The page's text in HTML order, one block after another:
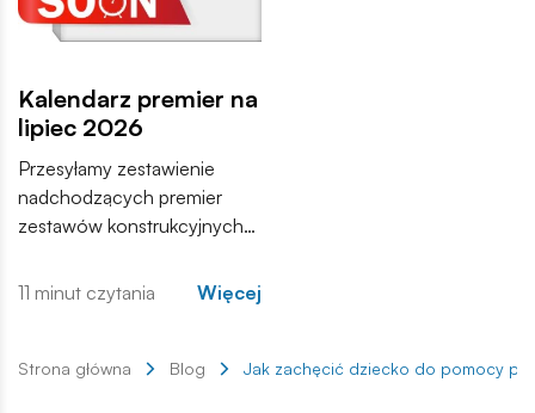
Kalendarz premier na
lipiec 2026
Przesyłamy zestawienie
nadchodzących premier
zestawów konstrukcyjnych
znajdują się zarówno
modele, które trafią do
11 minut czytania Więcej
Strona główna Blog Jak zachęcić dziecko do pomocy